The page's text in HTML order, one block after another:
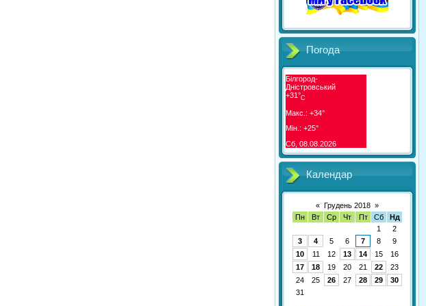
Погода
Білгород-
Дністровський
+31°C
Макс.: +34°
Мін.: +25°
Сб, 08.08.2026
Календар
« Грудень 2018 »
Пн
Вт Ср Чт Пт Сб
Нд
1
2
3
4 5 6 7 8
9
10
11 12 13 14 15
16
17
18 19 20 21 22
23
24
25 26 27 28 29
30
31